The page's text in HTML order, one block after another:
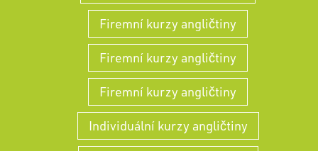
Firemní kurzy angličtiny
Firemní kurzy angličtiny
Firemní kurzy angličtiny
Individuální kurzy angličtiny